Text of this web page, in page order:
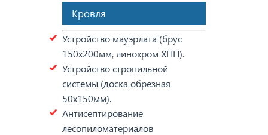
Кровля
Устройство мауэрлата (брус
150х200мм, линохром ХПП).
Устройство стропильной
системы (доска обрезная
50х150мм).
Антисептирование
лесопиломатериалов